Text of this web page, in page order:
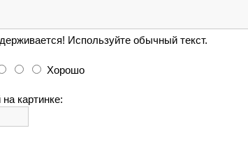
Используйте обычный текст.
Хорошо
картинке: